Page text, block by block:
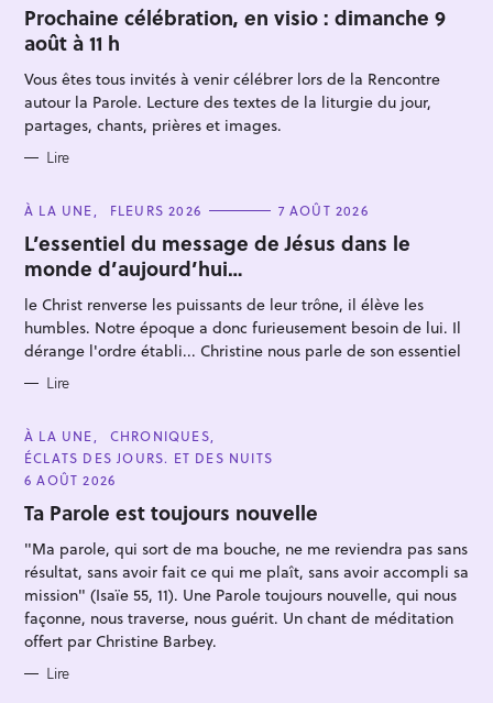
T
E
G
O
R
I
E
S
Prochaine célébration, en visio : dimanche 9
août à 11 h
Vous êtes tous invités à venir célébrer lors de la Rencontre
autour la Parole. Lecture des textes de la liturgie du jour,
partages, chants, prières et images.
Lire
C
T
E
G
O
R
I
E
S
À LA UNE FLEURS 2026 7 AOÛT 2026
L’essentiel du message de Jésus dans le
monde d’aujourd’hui…
le Christ renverse les puissants de leur trône, il élève les
humbles. Notre époque a donc furieusement besoin de lui. Il
dérange l'ordre établi... Christine nous parle de son essentiel
Lire
C
A
T
E
O
R
E
À LA UNE
CHRONIQUES
ÉCLATS DES JOURS. ET DES NUITS
6 AOÛT 2026
Ta Parole est toujours nouvelle
"Ma parole, qui sort de ma bouche, ne me reviendra pas sans
résultat, sans avoir fait ce qui me plaît, sans avoir accompli sa
mission" (Isaïe 55, 11). Une Parole toujours nouvelle, qui nous
façonne, nous traverse, nous guérit. Un chant de méditation
offert par Christine Barbey.
Lire